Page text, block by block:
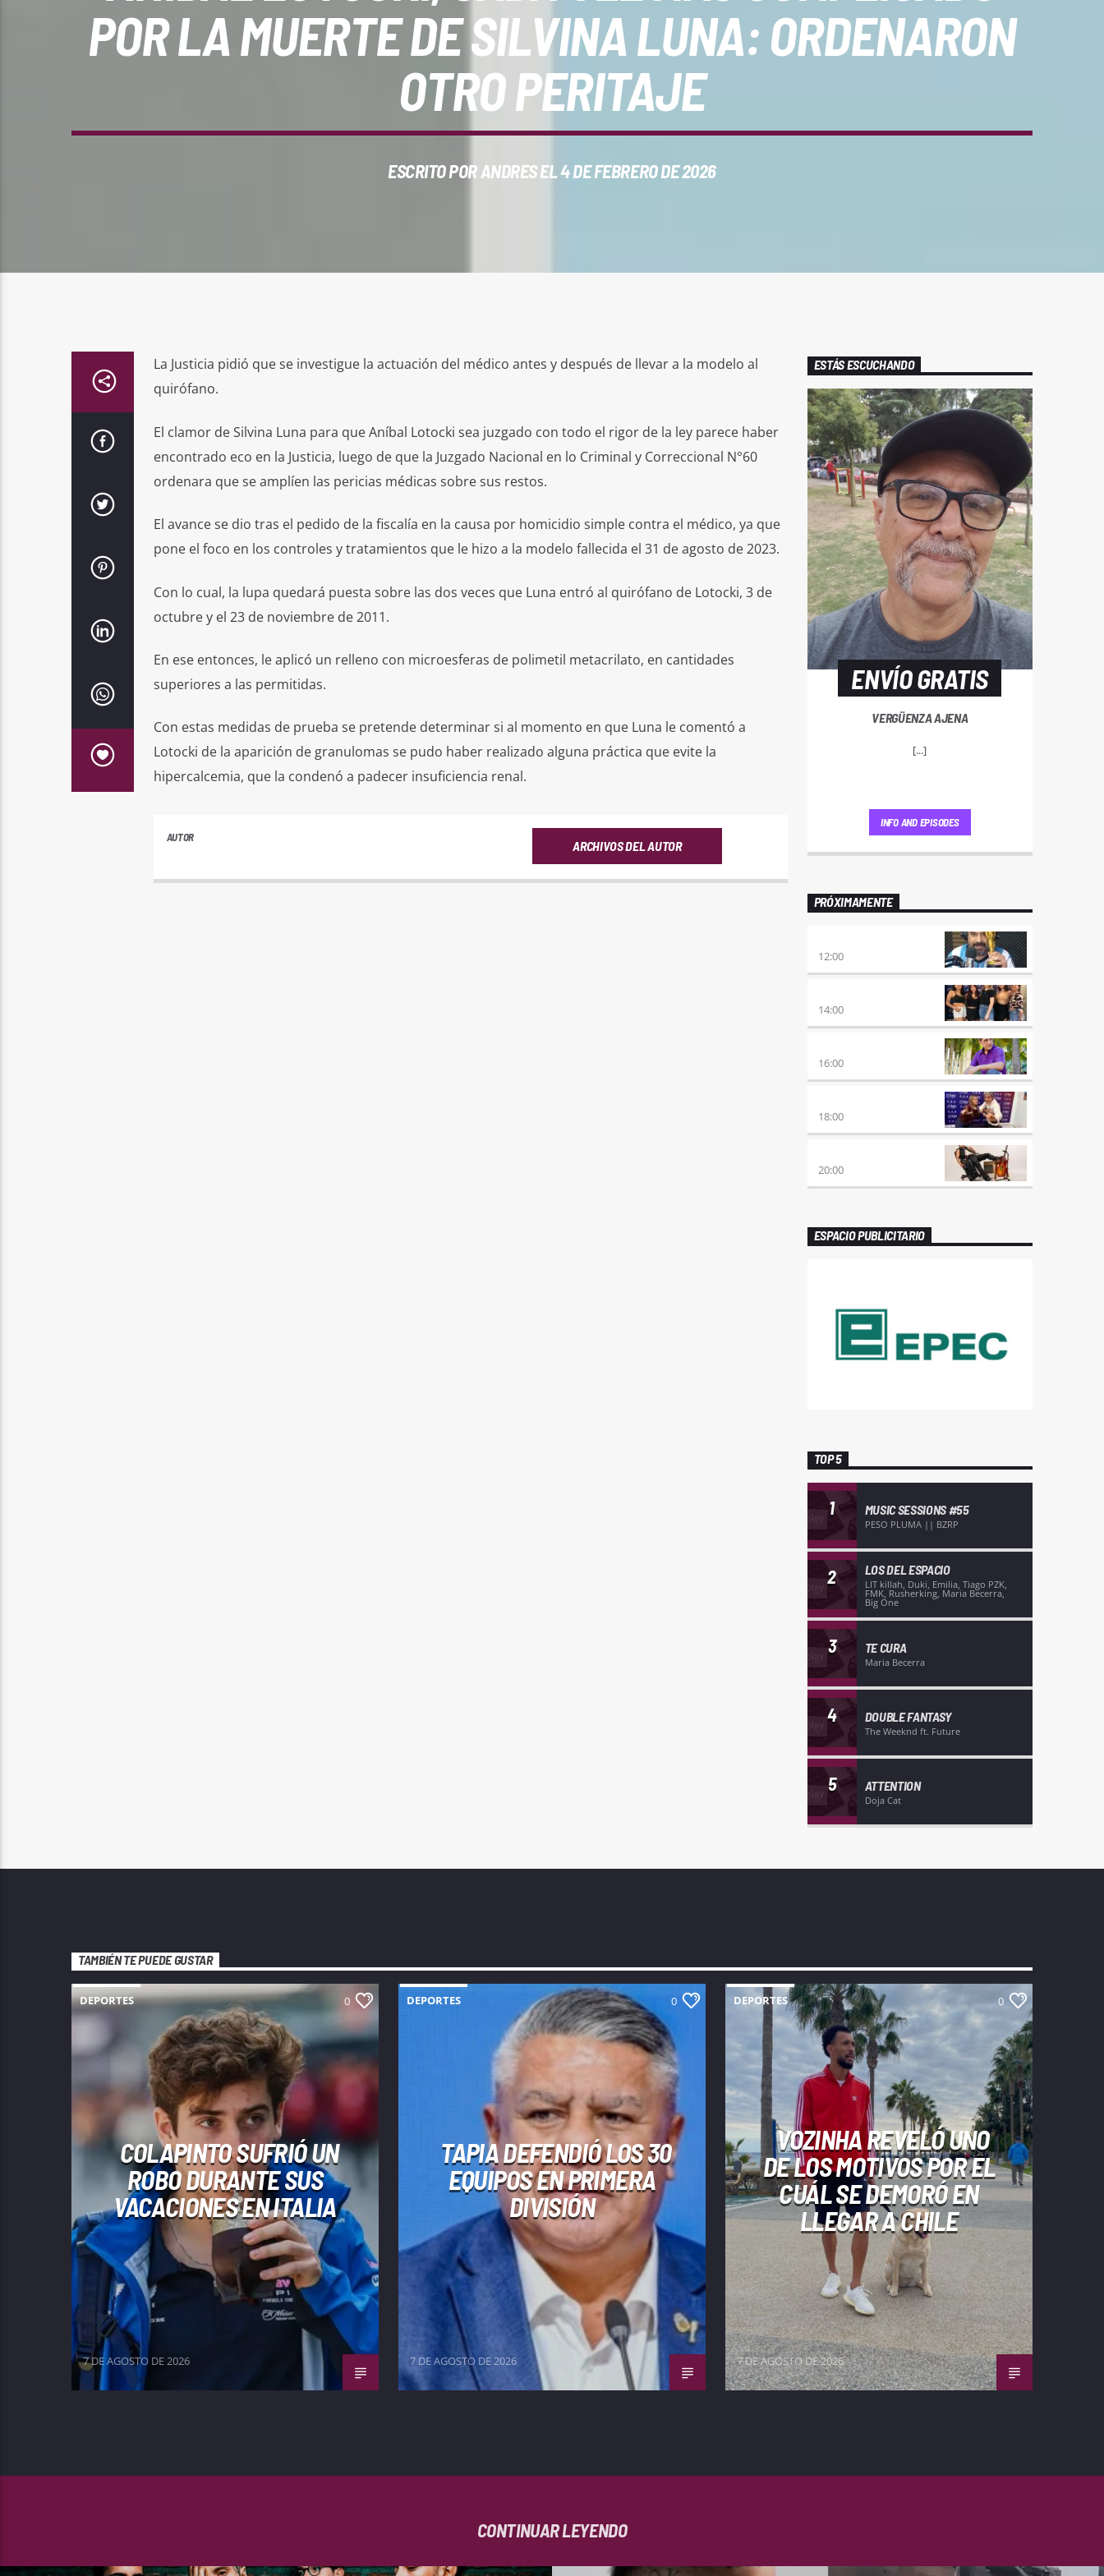
POR LA MUERTE DE SILVINA LUNA: ORDENARON
OTRO PERITAJE
ESCRITO PORANDRESEL 4 DE FEBRERO DE 2026
La Justicia pidió que se investigue la actuación del médico antes y después de llevar a la modelo al
quirófano.
El clamor de Silvina Luna para que Aníbal Lotocki sea juzgado con todo el rigor de la ley parece haber
encontrado eco en la Justicia, luego de que la Juzgado Nacional en lo Criminal y Correccional N°60
ordenara que se amplíen las pericias médicas sobre sus restos.
El avance se dio tras el pedido de la fiscalía en la causa por homicidio simple contra el médico, ya que
pone el foco en los controles y tratamientos que le hizo a la modelo fallecida el 31 de agosto de 2023.
Con lo cual, la lupa quedará puesta sobre las dos veces que Luna entró al quirófano de Lotocki, 3 de
octubre y el 23 de noviembre de 2011.
En ese entonces, le aplicó un relleno con microesferas de polimetil metacrilato, en cantidades
superiores a las permitidas.
Con estas medidas de prueba se pretende determinar si al momento en que Luna le comentó a
Lotocki de la aparición de granulomas se pudo haber realizado alguna práctica que evite la
hipercalcemia, que la condenó a padecer insuficiencia renal.
AUTOR
ARCHIVOS DEL AUTOR
ESTÁS ESCUCHANDO
ENVÍO GRATIS
VERGÜENZA AJENA
[...]
INFO AND EPISODES
PRÓXIMAMENTE
12:00
14:00
16:00
18:00
20:00
ESPACIO PUBLICITARIO
TOP 5
1 MUSIC SESSIONS #55
PESO PLUMA || BZRP
2 LOS DEL ESPACIO
LIT killah, Duki, Emilia, Tiago PZK,
FMK, Rusherking, Maria Becerra,
Big One
3 TE CURA
Maria Becerra
4 DOUBLE FANTASY
The Weeknd ft. Future
5 ATTENTION
Doja Cat
TAMBIÉN TE PUEDE GUSTAR
DEPORTES 0
COLAPINTO SUFRIÓ UN
ROBO DURANTE SUS
VACACIONES EN ITALIA
7 DE AGOSTO DE 2026
DEPORTES 0
TAPIA DEFENDIÓ LOS 30
EQUIPOS EN PRIMERA
DIVISIÓN
7 DE AGOSTO DE 2026
DEPORTES 0
VOZINHA REVELÓ UNO
DE LOS MOTIVOS POR EL
CUÁL SE DEMORÓ EN
LLEGAR A CHILE
7 DE AGOSTO DE 2026
CONTINUAR LEYENDO